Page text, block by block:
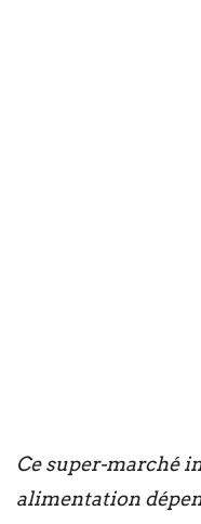
Ce super-marché
alimentation